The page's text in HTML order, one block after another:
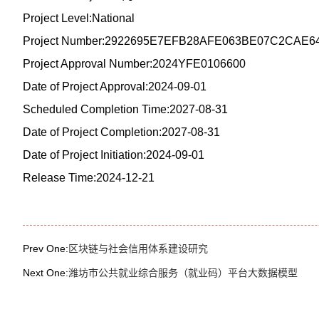
Project Level:National
Project
Project Approval Number:2024YFE0106600
Date of Project Approval:2024-09-01
Scheduled Completion Time:2027-08-31
Date of Project Completion:2027-08-31
Date of Project Initiation:2024-09-01
Release Time:2024-12-21
Prev One:区块链与社会信用体系建设研究
Next One:潍坊市公共就业综合服务（就业码）平台大数据模型